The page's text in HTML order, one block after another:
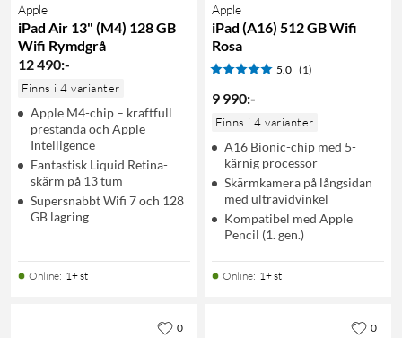
Apple
iPad Air 13" (M4) 128 GB
Wifi Rymdgrå
12 490:-
Finns i 4 varianter
Apple M4-chip – kraftfull
prestanda och Apple
Intelligence
Fantastisk Liquid Retina-
skärm på 13 tum
Supersnabbt Wifi 7 och 128
GB lagring
Online: 1+ st
Apple
iPad (A16) 512 GB Wifi
Rosa
5.0 (1)
9 990:-
Finns i 4 varianter
A16 Bionic-chip med 5-
kärnig processor
Skärmkamera på långsidan
med ultravidvinkel
Kompatibel med Apple
Pencil (1. gen.)
Online: 1+ st
0 0